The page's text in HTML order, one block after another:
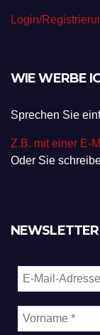
Login/
WIE WERBE
Sprechen Sie
Z.B. mit einer E-
Oder Sie